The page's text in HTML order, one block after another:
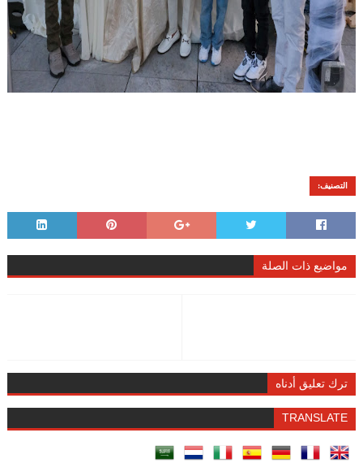
التصنيف:
مواضيع ذات الصلة
ترك تعليق أدناه
TRANSLATE